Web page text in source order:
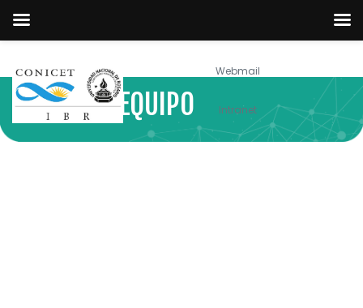
Webmail
Intranet
NUESTRO EQUIPO